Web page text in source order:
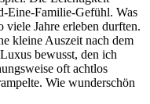
Eine-Familie-Gefühl. Was
Jahre erleben durften.
kleine Auszeit nach dem
bewusst, den ich
oft achtlos
Wie wunderschön